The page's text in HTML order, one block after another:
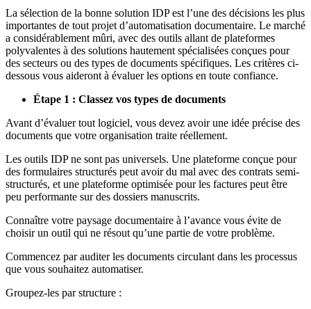
La sélection de la bonne solution IDP est l’une des décisions les plus
importantes de tout projet d’automatisation documentaire. Le marché
a considérablement mûri, avec des outils allant de plateformes
polyvalentes à des solutions hautement spécialisées conçues pour
des secteurs ou des types de documents spécifiques. Les critères ci-
dessous vous aideront à évaluer les options en toute confiance.
Étape 1 : Classez vos types de documents
Avant d’évaluer tout logiciel, vous devez avoir une idée précise des
documents que votre organisation traite réellement.
Les outils IDP ne sont pas universels. Une plateforme conçue pour
des formulaires structurés peut avoir du mal avec des contrats semi-
structurés, et une plateforme optimisée pour les factures peut être
peu performante sur des dossiers manuscrits.
Connaître votre paysage documentaire à l’avance vous évite de
choisir un outil qui ne résout qu’une partie de votre problème.
Commencez par auditer les documents circulant dans les processus
que vous souhaitez automatiser.
Groupez-les par structure :